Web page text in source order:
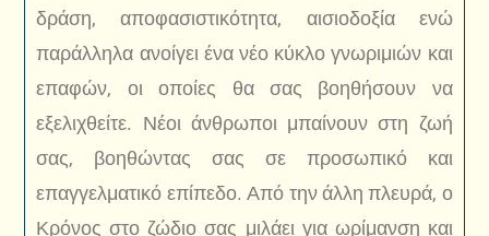
δράση, αποφασιστικότητα, αισιοδοξία ενώ
παράλληλα ανοίγει ένα νέο κύκλο γνωριμιών και
επαφών, οι οποίες θα σας βοηθήσουν να
εξελιχθείτε. Νέοι άνθρωποι μπαίνουν στη ζωή
σας, βοηθώντας σας σε προσωπικό και
επαγγελματικό επίπεδο. Από την άλλη πλευρά, ο
Κρόνος στο ζώδιο σας μιλάει για ωρίμανση και